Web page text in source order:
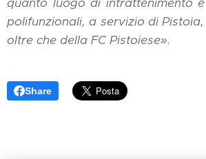
polifunzionali, a servizio di
oltre che della FC Pistoiese».
Share